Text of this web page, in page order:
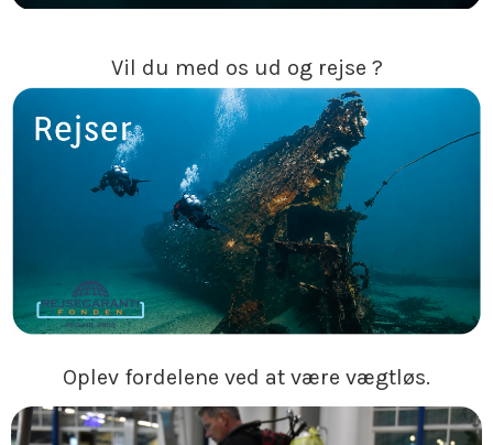
Vil du med os ud og rejse ?
Oplev fordelene ved at være vægtløs.